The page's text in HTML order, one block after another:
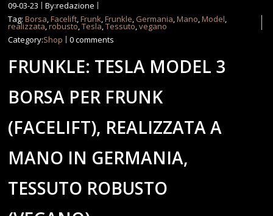
09-03-23
By:redazione
Tag:Borsa,Facelift,Frunk,Frunkle, Germania,Mano,Model,
realizzata,robusto,Tesla,Tessuto,vegano
Category:Shop 0 comments
FRUNKLE: TESLA MODEL 3
BORSA PER FRUNK
(FACELIFT), REALIZZATA A
MANO IN GERMANIA,
TESSUTO ROBUSTO